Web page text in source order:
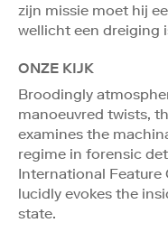
zijn missie moet hij
wellicht een dreiging
ONZE KIJK
Broodingly
manoeuvred twists,
examines the
regime in forensic
International Feature
lucidly evokes the
state.